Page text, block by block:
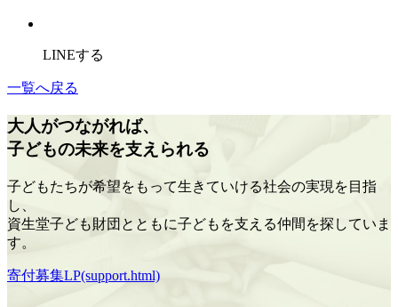
LINEする
一覧へ戻る
大人がつながれば、
子どもの未来を支えられる
子どもたちが希望をもって生きていける社会の実現を目指
し、
資生堂子ども財団とともに子どもを支える仲間を探していま
す。
寄付募集LP(support.html)